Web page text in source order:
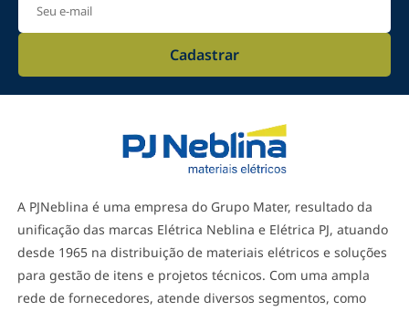
Cadastrar
A PJNeblina é uma empresa do Grupo Mater, resultado da
unificação das marcas Elétrica Neblina e Elétrica PJ, atuando
desde 1965 na distribuição de materiais elétricos e soluções
para gestão de itens e projetos técnicos. Com uma ampla
rede de fornecedores, atende diversos segmentos, como